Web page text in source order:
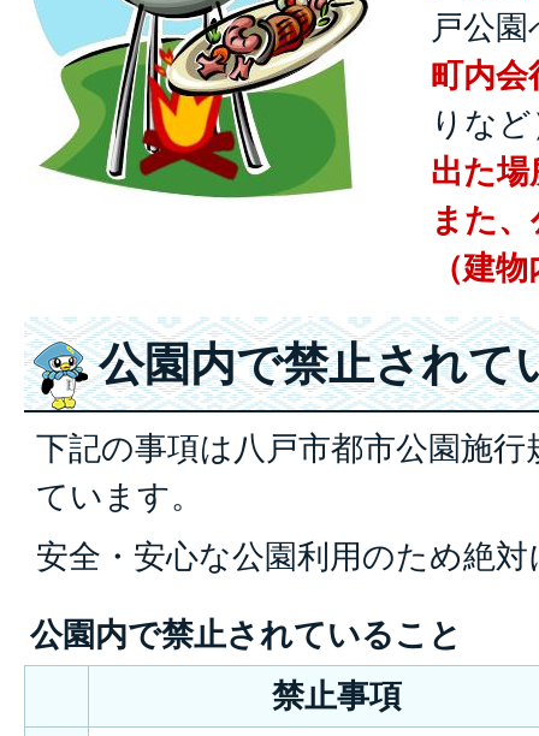
戸公
町内会
りな
出た場
また
（建
公園内で禁止されて
下記の事項は八戸市都市公園施
ています。
安全・安心な公園利用のため絶
公園内で禁止されていること
禁止事項